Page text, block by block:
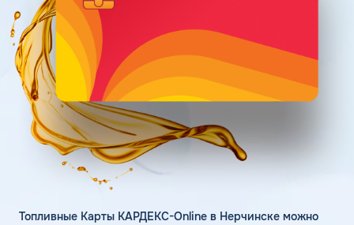
Статьи
Цена бензина и ДТ
Личный кабинет
Карта АЗС
Получить консультацию
Топливные Карты КАРДЕКС-Online в Нерчинске можно